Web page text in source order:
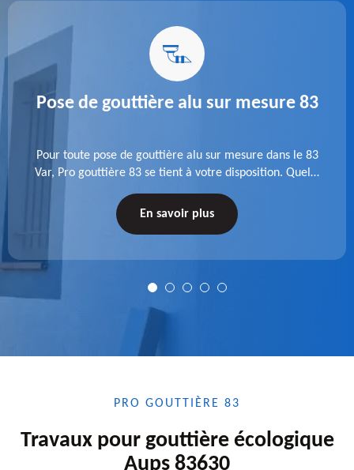
Pose de gouttière alu sur mesure 83
Pour toute pose de gouttière alu sur mesure dans le 83
Var, Pro gouttière 83 se tient à votre disposition. Quelle
nous confiance.
En savoir plus
PRO GOUTTIÈRE 83
Travaux pour gouttière écologique
Aups 83630